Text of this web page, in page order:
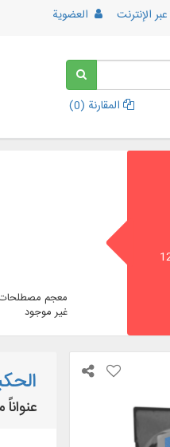
الإنترنت العضوية
المقارنة (0
)
معجم مصطلحات
غير موجود
عنواناً من